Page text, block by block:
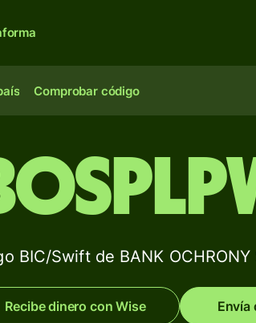
Comprobar código
BIC/Swift de BANK OCHRONY
Recibe dinero con Wise Envía